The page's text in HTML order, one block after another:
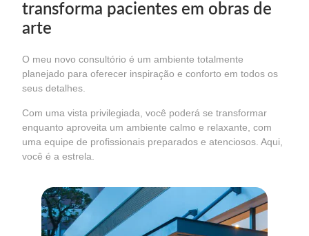
transforma pacientes em obras de
arte
O meu novo consultório é um ambiente totalmente
planejado para oferecer inspiração e conforto em todos os
seus detalhes.
Com uma vista privilegiada, você poderá se transformar
enquanto aproveita um ambiente calmo e relaxante, com
uma equipe de profissionais preparados e atenciosos. Aqui,
você é a estrela.